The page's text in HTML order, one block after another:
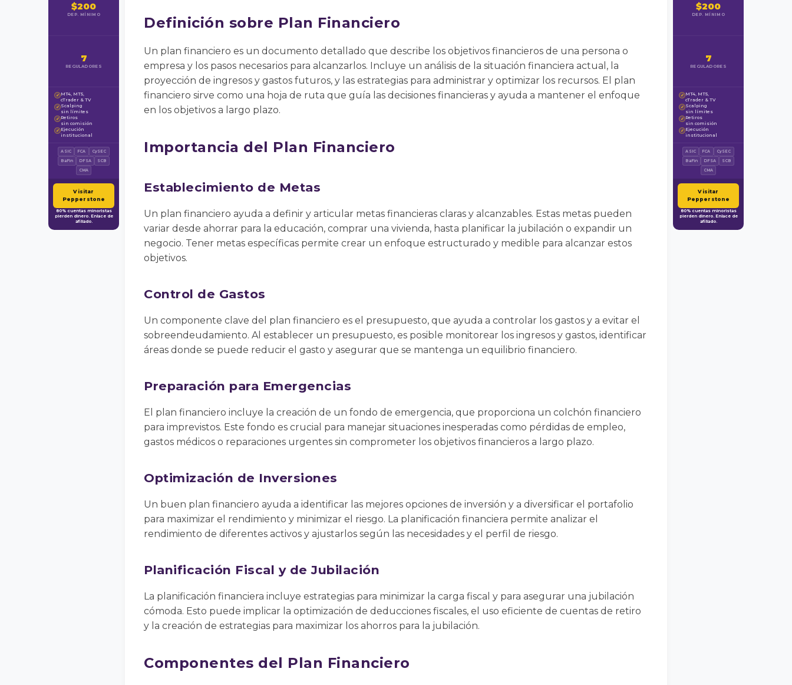
$200
DEP. MÍNIMO
7
REGULADORES
✓ MT4, MT5,
cTrader & TV
✓ Scalping
sin límites
✓ Retiros
sin comisión
✓ Ejecución
institucional
ASIC FCA
CySEC
BaFin
DFSA
SCB
CMA
Visitar
Pepperstone
80% cuentas minoristas
pierden dinero. Enlace de
afiliado.
Definición sobre Plan Financiero
Un plan financiero es un documento detallado que describe los objetivos financieros de una persona o
empresa y los pasos necesarios para alcanzarlos. Incluye un análisis de la situación financiera actual, la
proyección de ingresos y gastos futuros, y las estrategias para administrar y optimizar los recursos. El plan
financiero sirve como una hoja de ruta que guía las decisiones financieras y ayuda a mantener el enfoque
en los objetivos a largo plazo.
Importancia del Plan Financiero
Establecimiento de Metas
Un plan financiero ayuda a definir y articular metas financieras claras y alcanzables. Estas metas pueden
variar desde ahorrar para la educación, comprar una vivienda, hasta planificar la jubilación o expandir un
negocio. Tener metas específicas permite crear un enfoque estructurado y medible para alcanzar estos
objetivos.
Control de Gastos
Un componente clave del plan financiero es el presupuesto, que ayuda a controlar los gastos y a evitar el
sobreendeudamiento. Al establecer un presupuesto, es posible monitorear los ingresos y gastos, identificar
áreas donde se puede reducir el gasto y asegurar que se mantenga un equilibrio financiero.
Preparación para Emergencias
El plan financiero incluye la creación de un fondo de emergencia, que proporciona un colchón financiero
para imprevistos. Este fondo es crucial para manejar situaciones inesperadas como pérdidas de empleo,
gastos médicos o reparaciones urgentes sin comprometer los objetivos financieros a largo plazo.
Optimización de Inversiones
Un buen plan financiero ayuda a identificar las mejores opciones de inversión y a diversificar el portafolio
para maximizar el rendimiento y minimizar el riesgo. La planificación financiera permite analizar el
rendimiento de diferentes activos y ajustarlos según las necesidades y el perfil de riesgo.
Planificación Fiscal y de Jubilación
La planificación financiera incluye estrategias para minimizar la carga fiscal y para asegurar una jubilación
cómoda. Esto puede implicar la optimización de deducciones fiscales, el uso eficiente de cuentas de retiro
y la creación de estrategias para maximizar los ahorros para la jubilación.
Componentes del Plan Financiero
$200
DEP. MÍNIMO
7
REGULADORES
✓ MT4, MT5,
cTrader & TV
✓ Scalping
sin límites
✓ Retiros
sin comisión
✓ Ejecución
institucional
ASIC FCA
CySEC
BaFin
DFSA
SCB
CMA
Visitar
Pepperstone
80% cuentas minoristas
pierden dinero. Enlace de
afiliado.